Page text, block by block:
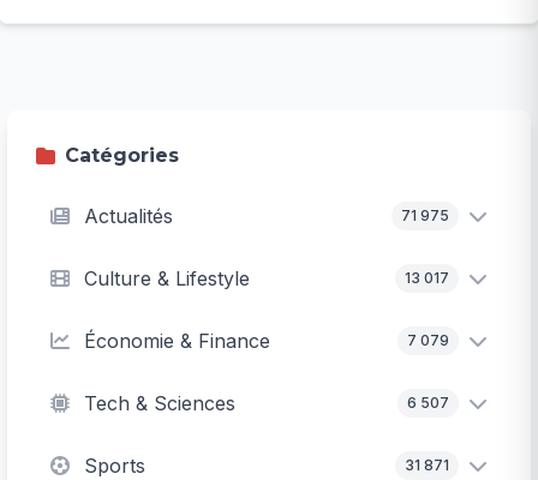
Catégories
Actualités 71 975
Culture & Lifestyle 13 017
Économie & Finance 7 079
Tech & Sciences 6 507
Sports 31 871